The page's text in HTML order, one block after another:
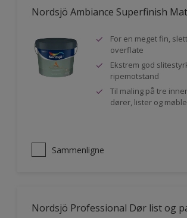
Nordsjö Ambiance Superfinish
For en meget fin,
overflate
Ekstrem god
ripemotstand
Til maling på tre
dører, lister og
Sammenligne
Nordsjö Professional Dør list og